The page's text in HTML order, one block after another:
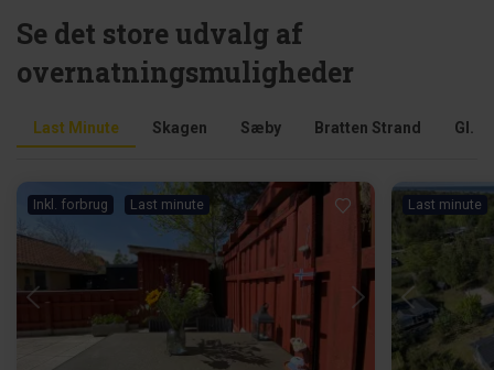
Se det store udvalg af
overnatningsmuligheder
Last Minute Skagen Sæby Bratten Strand Gl.
Inkl. forbrug Last minute
Indlæser...
Last minute